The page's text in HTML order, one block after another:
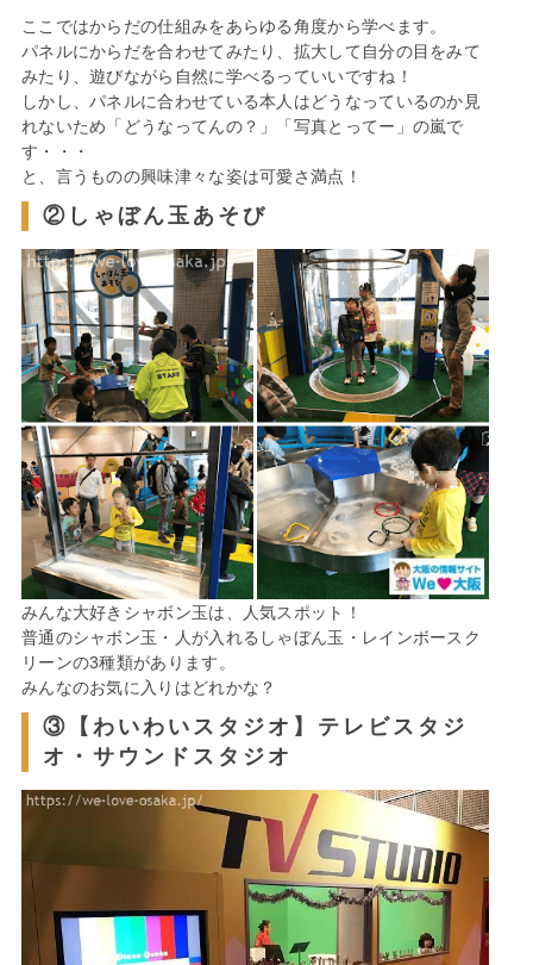
ここではからだの仕組みをあらゆる角度から学べます。
パネルにからだを合わせてみたり、拡大して自分の目をみて
みたり、遊びながら自然に学べるっていいですね！
しかし、パネルに合わせている本人はどうなっているのか見
れないため「どうなってんの？」「写真とってー」の嵐で
す・・・
と、言うものの興味津々な姿は可愛さ満点！
②しゃぼん玉あそび
みんな大好きシャボン玉は、人気スポット！
普通のシャボン玉・人が入れるしゃぼん玉・レインボースク
リーンの3種類があります。
みんなのお気に入りはどれかな？
③【わいわいスタジオ】テレビスタジ
オ・サウンドスタジオ